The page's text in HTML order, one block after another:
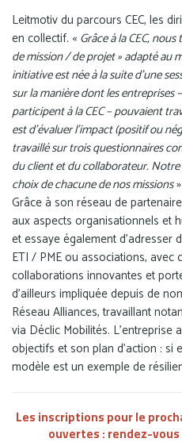
Leitmotiv du parcours CEC, les
en collectif. « Grâce à la CEC,
de mission / de projet » adapté au
initiative est née à la suite d’une
sur la manière dont les entreprises
participent à la CEC – pouvaient
est d’évaluer l’impact (positif ou
travaillé sur trois questionnaires
du client et du collaborateur.
choix de chacune de nos missions
Grâce à son réseau de
aux aspects organisationnels et
et essaye également d’adresser
ETI / PME ou associations, avec
collaborations innovantes et
d’ailleurs impliquée depuis de
Réseau Alliances, travaillant
via Déclic Mobilités. L’entreprise
objectifs et son plan d’action : si
modèle est un exemple de
Les inscriptions pour le
ouvertes : rendez-vous